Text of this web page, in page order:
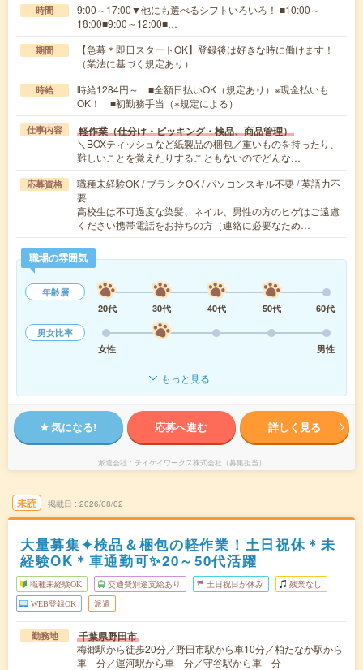
時間
9:00～17:00▼他にも選べるシフトいろいろ！ ■10:00～
18:00■9:00～12:00■…
期間
【急募＊即日スタートOK】登録後は好きな時に働けます！
（業法に基づく規定あり）
時給
時給1284円～ ■全額日払いOK（規定あり）※現金払いも
OK！ ■初勤務手当（※規定による）
仕事内容 軽作業（仕分け・ピッキング・検品、商品管理）
＼BOXティッシュなど紙製品の梱包／重いものを持ったり、
難しいことを覚えたりすることもないのでどんな…
応募資格
職種未経験OK / ブランクOK / パソコンスキル不要 / 英語力不
要
高校生は不可過度な染髪、ネイル、男性の方のヒゲはご遠慮
ください携帯電話をお持ちの方（連絡に必要なため…
職場の雰囲気
年齢層
20代
30代 40代 50代
60代
男女比率
女性
男性
もっと見る
気になる! 応募へ進む 詳しく見る
派遣会社 テイケイワークス株式会社（募集担当）
未読 掲載日 2026/08/02
大量募集✦検品＆梱包の軽作業！土日祝休＊未
経験OK＊車通勤可✨20～50代活躍
職種未経験OK 交通費別途支給あり 土日祝日が休み 残業なし
WEB登録OK 派遣
勤務地 千葉県野田市
梅郷駅から徒歩20分／野田市駅から車10分／柏たなか駅から
車---分／運河駅から車---分／守谷駅から車---分